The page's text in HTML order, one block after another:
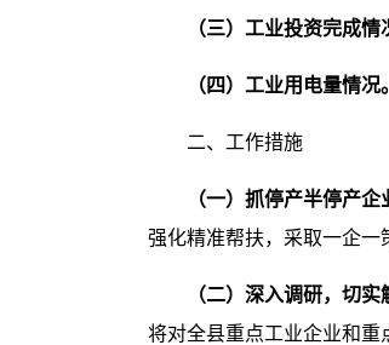
（三）工业投资完成情
（四） 工业用电量情况。
二、工作措施
（一） 抓停产半停产企
强化精准帮扶，采取一企一
（二）深入调研，切实
将对全县重点工业企业和